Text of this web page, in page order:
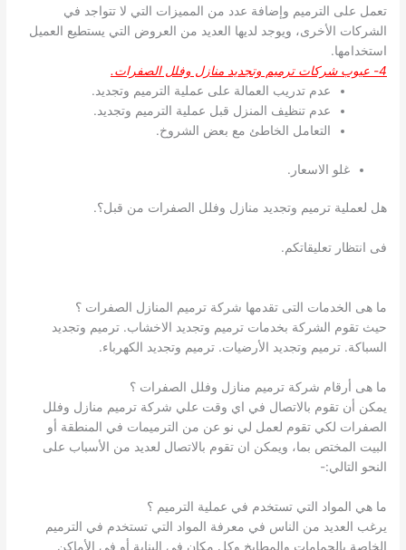
تعمل على الترميم وإضافة عدد من المميزات التي لا تتواجد في
الشركات الأخرى، ويوجد لديها العديد من العروض التي يستطيع العميل
استخدامها.
4- عيوب شركات ترميم وتجديد منازل وفلل الصفرات.
عدم تدريب العمالة على عملية الترميم وتجديد.
عدم تنظيف المنزل قبل عملية الترميم وتجديد.
التعامل الخاطئ مع بعض الشروخ.
غلو الاسعار.
هل لعملية ترميم وتجديد منازل وفلل الصفرات من قبل؟.
فى انتظار تعليقاتكم.
ما هى الخدمات التى تقدمها شركة ترميم المنازل الصفرات ؟
حيث تقوم الشركة بخدمات ترميم وتجديد الاخشاب. ترميم وتجديد
السباكة. ترميم وتجديد الأرضيات. ترميم وتجديد الكهرباء.
ما هى أرقام شركة ترميم منازل وفلل الصفرات ؟
يمكن أن تقوم بالاتصال في اي وقت علي شركة ترميم منازل وفلل
الصفرات لكي تقوم لعمل لي نو عن من الترميمات في المنطقة أو
البيت المختص بما، ويمكن ان تقوم بالاتصال لعديد من الأسباب على
النحو التالي:-
ما هي المواد التي تستخدم في عملية الترميم ؟
يرغب العديد من الناس في معرفة المواد التي تستخدم في الترميم
الخاصة بالحمامات والمطابخ وكل مكان في البناية أو في الأماكن